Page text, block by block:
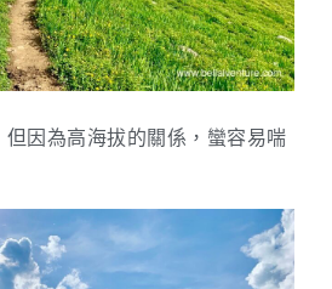
因為高海拔的關係，蠻容易喘